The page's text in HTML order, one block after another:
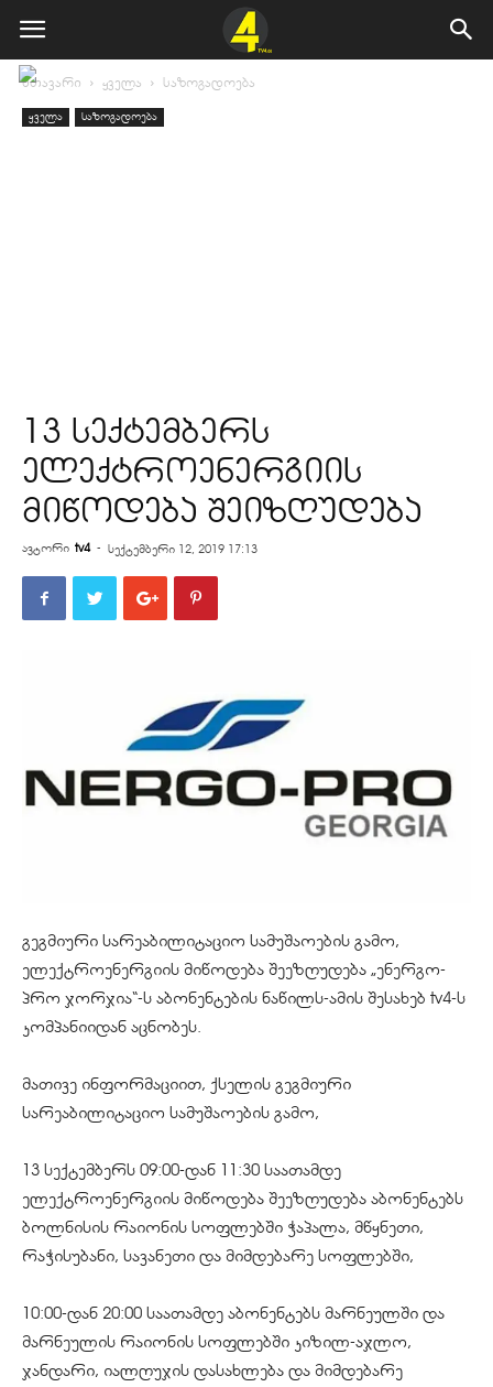
მთავარი ყველა საზოგადოება
ყველა საზოგადოება
13 სექტემბერს
ელექტროენერგიის
მიწოდება შეიზღუდება
ავტორი tv4 - სექტემბერი 12, 2019 17:13
გეგმიური სარეაბილიტაციო სამუშაოების გამო,
ელექტროენერგიის მიწოდება შეეზღუდება „ენერგო-
პრო ჯორჯია“-ს აბონენტების ნაწილს-ამის შესახებ tv4-ს
კომპანიიდან აცნობეს.
მათივე ინფორმაციით, ქსელის გეგმიური
სარეაბილიტაციო სამუშაოების გამო,
13 სექტემბერს 09:00-დან 11:30 საათამდე
ელექტროენერგიის მიწოდება შეეზღუდება აბონენტებს
ბოლნისის რაიონის სოფლებში ჭაპალა, მწყნეთი,
რაჭისუბანი, სავანეთი და მიმდებარე სოფლებში,
10:00-დან 20:00 საათამდე აბონენტებს მარნეულში და
მარნეულის რაიონის სოფლებში კიზილ-აჯლო,
ჯანდარი, იალღუჯის დასახლება და მიმდებარე